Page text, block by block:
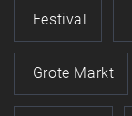
Festival
Grote Markt